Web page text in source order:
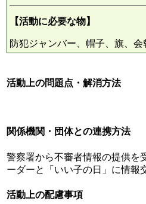
【活動に必要な物】
防犯ジャンバー、帽子、旗、
活動上の問題点・解消方法
関係機関・団体との連携方法
警察署から不審者情報の提供を
ーダーと「いい子の日」に情報
活動上の配慮事項